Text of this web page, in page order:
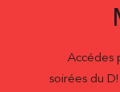
Accédes
soirées du